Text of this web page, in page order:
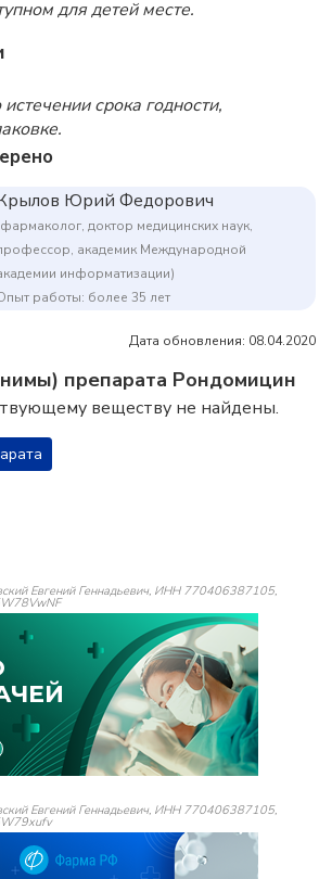
для детей месте.
срока годности,
Юрий Федорович
доктор медицинских наук,
академик Международной
информатизации)
работы: более 35 лет
Дата обновления: 08.04.2020
препарата Рондомицин
веществу не найдены.
Евгений Геннадьевич, ИНН 770406387105,
Евгений Геннадьевич, ИНН 770406387105,